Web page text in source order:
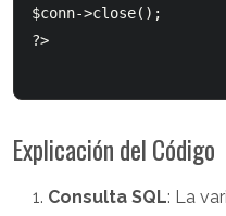
$conn->close();
?>
Explicación del Código
Consulta SQL: La